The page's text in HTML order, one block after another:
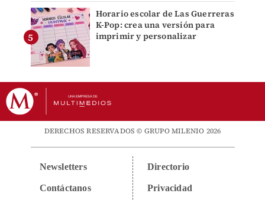
Horario escolar de Las Guerreras
K-Pop: crea una versión para
imprimir y personalizar
DERECHOS RESERVADOS © GRUPO MILENIO 2026
Newsletters
Contáctanos
Directorio
Privacidad